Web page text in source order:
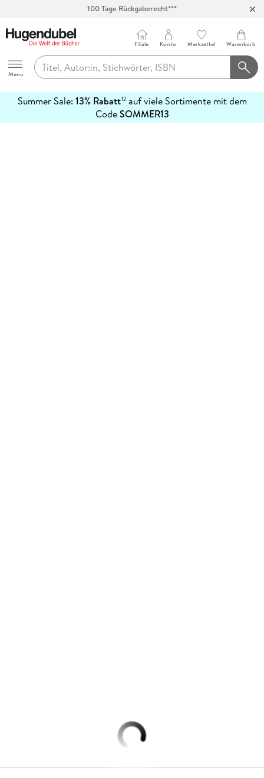
100 Tage Rückgaberecht***
Hugendubel
Menu
Filiale Konto Merkzettel Warenkorb
Summer Sale: 13% Rabatt12auf viele Sortimente mit dem
CodeSOMMER13
erfahren